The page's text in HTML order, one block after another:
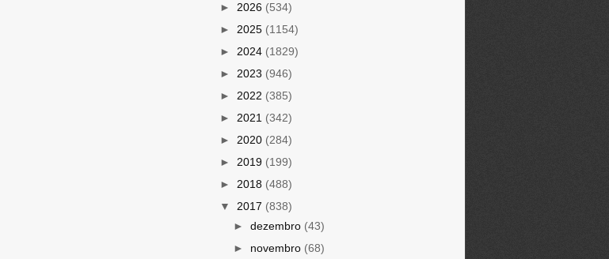
► 2026 (534)
► 2025 (1154)
► 2024 (1829)
► 2023 (946)
► 2022 (385)
► 2021 (342)
► 2020 (284)
► 2019 (199)
► 2018 (488)
▼ 2017 (838)
► dezembro (43)
► novembro (68)